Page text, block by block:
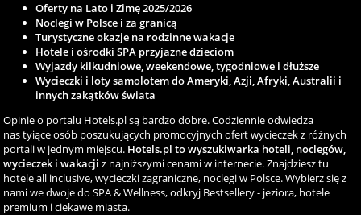
Oferty na Lato i Zimę 2025/2026
Noclegi w Polsce i za granicą
Turystyczne okazje na rodzinne wakacje
Hotele i ośrodki SPA przyjazne dzieciom
Wyjazdy kilkudniowe, weekendowe, tygodniowe i dłuższe
Wycieczki i loty samolotem do Ameryki, Azji, Afryki, Australii i
innych zakątków świata
Opinie o portalu Hotels.pl są bardzo dobre. Codziennie odwiedza
nas tyiące osób poszukujących promocyjnych ofert wycieczek z różnych
portali w jednym miejscu. Hotels.pl to wyszukiwarka hoteli, noclegów,
wycieczek i wakacji z najniższymi cenami w internecie. Znajdziesz tu
hotele all inclusive, wycieczki zagraniczne, noclegi w Polsce. Wybierz się z
nami we dwoje do SPA & Wellness, odkryj Bestsellery - jeziora, hotele
premium i ciekawe miasta.